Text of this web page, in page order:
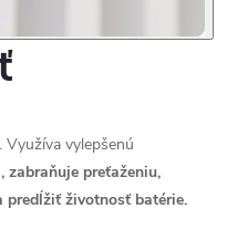
vylepšenú
preťaženiu,
predĺžiť životnosť batérie.